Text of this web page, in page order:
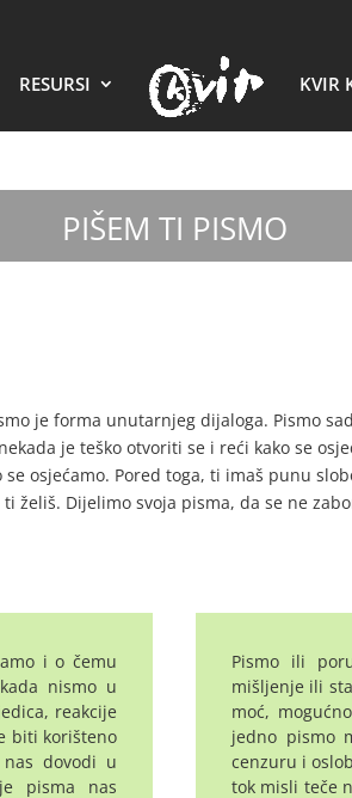
RESURSI KVIR
PIŠEM TI PISMO
je forma unutarnjeg dijaloga. Pismo
je teško otvoriti se i reći kako se
osjećamo. Pored toga, ti imaš punu
želiš. Dijelimo svoja pisma, da se ne
i o čemu
nismo u
reakcije
biti korišteno
dovodi u
pisma nas
Pismo ili
mišljenje ili
moć,
jedno pismo
cenzuru i
tok misli teče